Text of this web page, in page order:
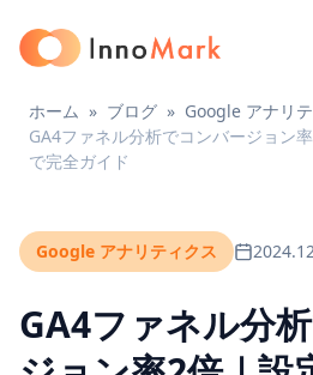
ホーム » ブログ » Google アナリ
GA4ファネル分析でコンバージョン
で完全ガイド
Google アナリティクス
GA4ファネル分